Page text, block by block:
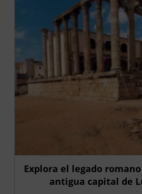
Explora el legado
antigua capital de